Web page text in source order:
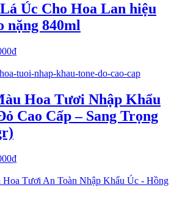
Úc Cho Hoa Lan hiệu
840ml
₫
Hoa Tươi Nhập Khẩu
Cao Cấp – Sang Trọng
₫